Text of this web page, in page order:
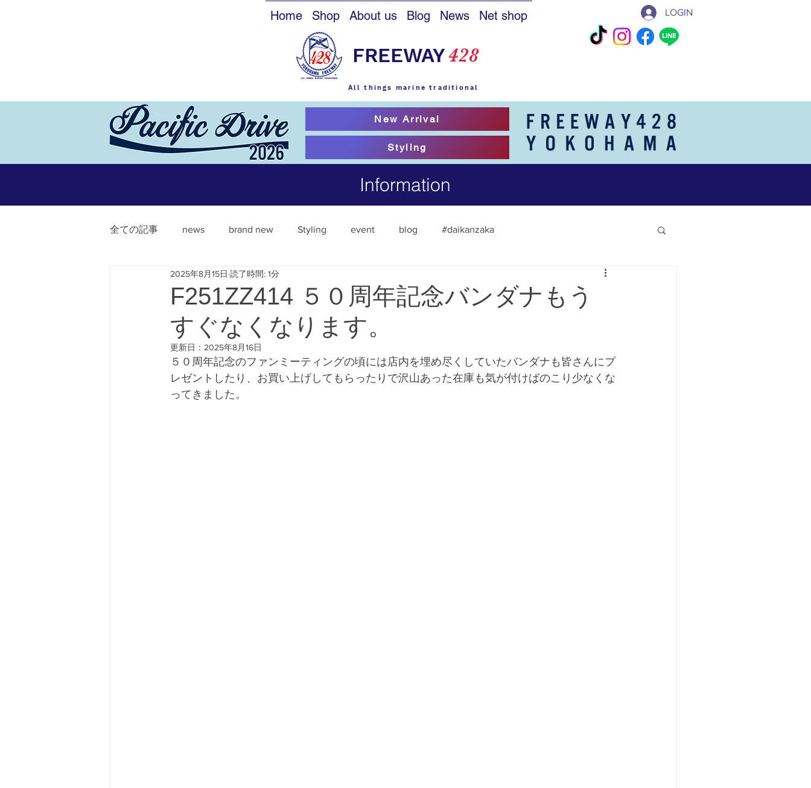
Home Shop About us Blog News Net shop LOGIN
FREEWAY428
All things marine traditional
New Arrival
Styling
Information
全ての記事 news brand new Styling event blog #daikanzaka
#freeway428 #yokohamafreeway #横浜フリー
F251ZZ414 ５０周年記念バンダナもう
すぐなくなります。
2025年8月15日 読了時間: 1分
更新日： 2025年8月16日
５０周年記念のファンミーティングの頃には店内を埋め尽くしていたバンダナも皆さんにプ
レゼントしたり、お買い上げしてもらったりで沢山あった在庫も気が付けばのこり少なくな
ってきました。